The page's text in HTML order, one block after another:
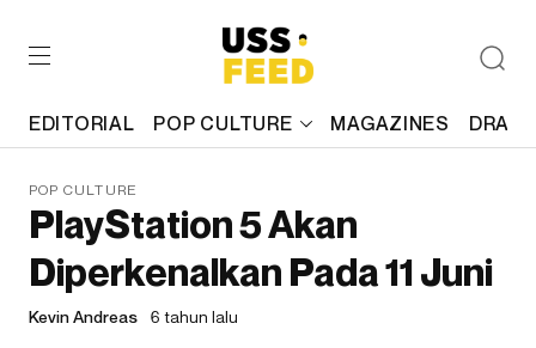
EDITORIAL POP CULTURE MAGAZINES
POP CULTURE
PlayStation 5 Akan
Diperkenalkan Pada 11 Juni
Kevin Andreas 6 tahun lalu